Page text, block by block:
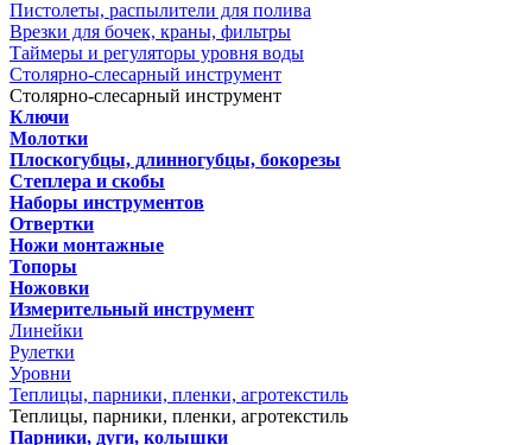
Пистолеты, распылители для полива
Врезки для бочек, краны, фильтры
Таймеры и регуляторы уровня воды
Столярно-слесарный инструмент
Столярно-слесарный инструмент
Ключи
Молотки
Плоскогубцы, длинногубцы, бокорезы
Степлера и скобы
Наборы инструментов
Отвертки
Ножи монтажные
Топоры
Ножовки
Измерительный инструмент
Линейки
Рулетки
Уровни
Теплицы, парники, пленки, агротекстиль
Теплицы, парники, пленки, агротекстиль
Парники, дуги, колышки